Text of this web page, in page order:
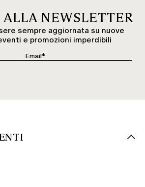
NEWSLETTER
sempre aggiornata su nuove
e promozioni imperdibili